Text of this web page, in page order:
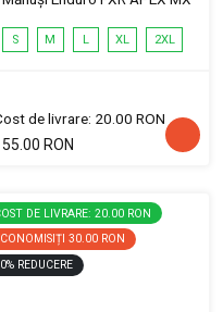
S M L XL 2XL
de livrare: 20.00 RON
RON
DE LIVRARE: 20.00 RON
30.00 RON
% REDUCERE